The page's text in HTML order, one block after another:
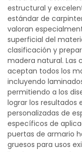
estructural y
estándar de
valoran
superficial del
clasificación y
madera natural. Las
aceptan todos los
incluyendo
permitiendo a los
lograr los resultados
personalizadas de
específicos de
puertas de armario
gruesos para usos